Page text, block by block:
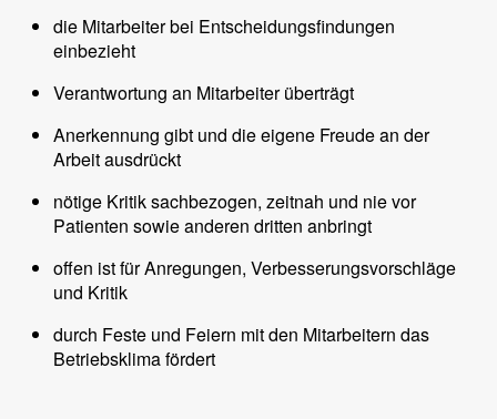
die Mitarbeiter bei Entscheidungsfindungen
einbezieht
Verantwortung an Mitarbeiter überträgt
Anerkennung gibt und die eigene Freude an der
Arbeit ausdrückt
nötige Kritik sachbezogen, zeitnah und nie vor
Patienten sowie anderen dritten anbringt
offen ist für Anregungen, Verbesserungsvorschläge
und Kritik
durch Feste und Feiern mit den Mitarbeitern das
Betriebsklima fördert